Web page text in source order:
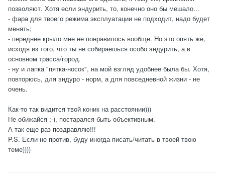
позволяют. Хотя если эндурить, то, конечно оно бы мешало...
- фара для твоего режима эксплуатации не подходит, надо будет
менять;
- переднее крыло мне не понравилось вообще. Но это опять же,
исходя из того, что ты не собираешься особо эндурить, а в
основном трасса/город.
- ну и лапка "пятка-носок", на мой взгляд удобнее была бы. Хотя,
повторюсь, для эндуро - норм, а для повседневной жизни - не
очень.
Как-то так видится твой коник на расстоянии)))
Не обижайся ;-), постарался быть объективным.
А так еще раз поздравляю!!!
P.S. Если не против, буду иногда писать/читать в твоей твою
теме))))